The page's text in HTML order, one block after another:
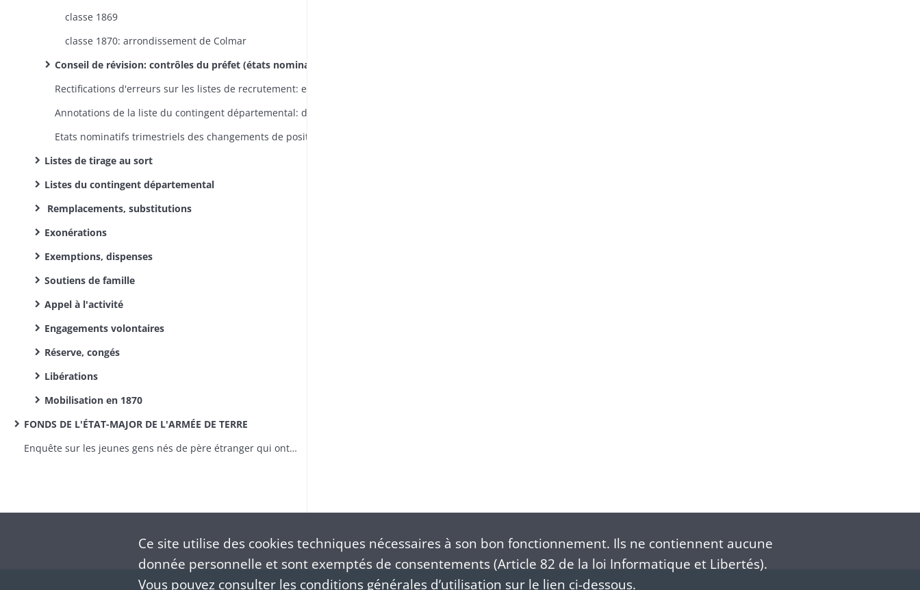
classe 1869
classe 1870: arrondissement de Colmar
Conseil de révision: contrôles du préfet (états nominatifs par canton des conscrits, indiquant les décisions du conseil de révision)
Listes de tirage au sort
Listes du contingent départemental
Remplacements, substitutions
Exonérations
Exemptions, dispenses
Soutiens de famille
Appel à l'activité
Engagements volontaires
Réserve, congés
Libérations
Mobilisation en 1870
FONDS DE L'ÉTAT-MAJOR DE L'ARMÉE DE TERRE
Enquête sur les jeunes gens nés de père étranger qui ont répudié la qualité de français
Ce site utilise des cookiestechniques nécessaires à son bon fonctionnement. Ils ne contiennent aucune
donnée personnelle et sont exemptés de consentements (Article 82 de la loi Informatique et Libertés).
Vous pouvez consulter les conditions générales d’utilisation sur le lien ci-dessous.